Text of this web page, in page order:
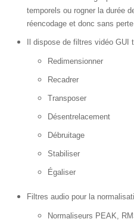
temporels ou rogner la durée
réencodage et donc sans
Il dispose de filtres vidéo GUI
Redimensionner
Recadrer
Transposer
Désentrelacement
Débruitage
Stabiliser
Égaliser
Filtres audio pour la
Normaliseurs PEAK,